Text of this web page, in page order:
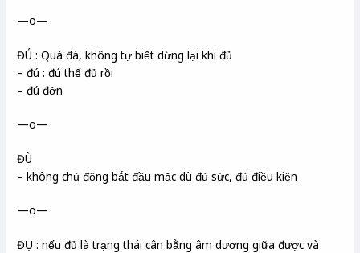
—o—
ĐÚ : Quá đà, không tự biết dừng lại khi đủ
– đú : đú thế đủ rồi
– đú đởn
—o—
ĐÙ
– không chủ động bắt đầu mặc dù đủ sức, đủ điều kiện
—o—
ĐỤ : nếu đủ là trạng thái cân bằng âm dương giữa được và